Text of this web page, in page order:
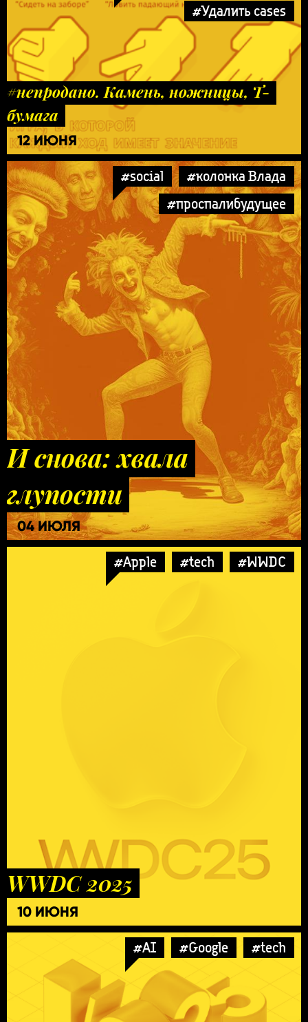
#Удалить cases
#непродано. Камень, ножницы, Т-
бумага
12 ИЮНЯ
#social
#колонка Влада
#проспалибудущее
И снова: хвала
глупости
04 ИЮЛЯ
#Apple #tech #WWDC
WWDC 2025
10 ИЮНЯ
#AI #Google #tech